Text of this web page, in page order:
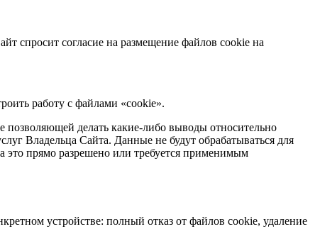
спросит согласие на размещение файлов cookie на
работу с файлами «cookie».
делать какие-либо выводы относительно
Владельца Сайта. Данные не будут обрабатываться для
это прямо разрешено или требуется применимым
устройстве: полный отказ от файлов cookie, удаление